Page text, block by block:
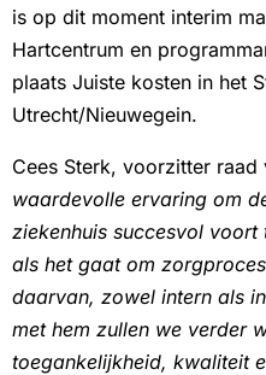
is op dit moment interim
Hartcentrum en
plaats Juiste kosten in het
Utrecht/Nieuwegein.
Cees Sterk, voorzitter raad
waardevolle ervaring om
ziekenhuis succesvol
als het gaat om
daarvan, zowel intern als
met hem zullen we verder
toegankelijkheid, kwaliteit